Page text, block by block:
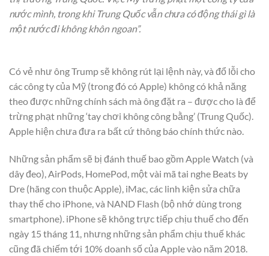
nước mình, trong khi Trung Quốc vẫn chưa có động thái gì là
một nước đi không khôn ngoan”.
Có vẻ như ông Trump sẽ không rút lại lệnh này, và đổ lỗi cho
các công ty của Mỹ (trong đó có Apple) không có khả năng
theo được những chính sách mà ông đặt ra – được cho là để
trừng phạt những ‘tay chơi không công bằng’ (Trung Quốc).
Apple hiện chưa đưa ra bất cứ thông báo chính thức nào.
Những sản phẩm sẽ bị đánh thuế bao gồm Apple Watch (và
dây đeo), AirPods, HomePod, một vài mã tai nghe Beats by
Dre (hãng con thuộc Apple), iMac, các linh kiện sửa chữa
thay thế cho iPhone, và NAND Flash (bộ nhớ dùng trong
smartphone). iPhone sẽ không trực tiếp chịu thuế cho đến
ngày 15 tháng 11, nhưng những sản phẩm chịu thuế khác
cũng đã chiếm tới 10% doanh số của Apple vào năm 2018.